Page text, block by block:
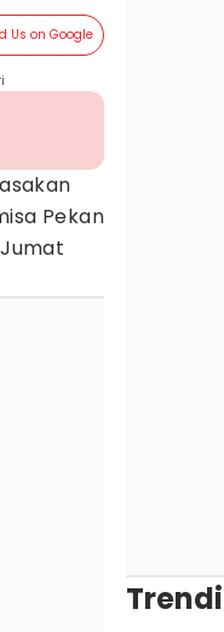
Us on Google
Pekan